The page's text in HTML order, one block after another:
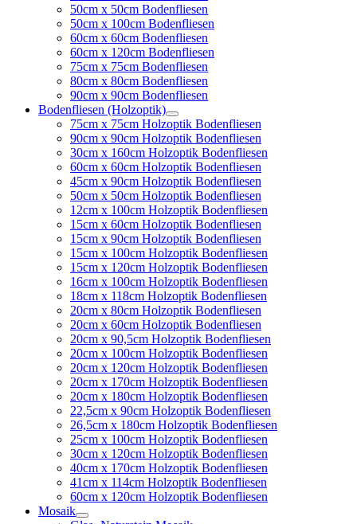
50cm x 50cm Bodenfliesen
50cm x 100cm Bodenfliesen
60cm x 60cm Bodenfliesen
60cm x 120cm Bodenfliesen
75cm x 75cm Bodenfliesen
80cm x 80cm Bodenfliesen
90cm x 90cm Bodenfliesen
Bodenfliesen (Holzoptik)
75cm x 75cm Holzoptik Bodenfliesen
90cm x 90cm Holzoptik Bodenfliesen
30cm x 160cm Holzoptik Bodenfliesen
60cm x 60cm Holzoptik Bodenfliesen
45cm x 90cm Holzoptik Bodenfliesen
50cm x 50cm Holzoptik Bodenfliesen
12cm x 100cm Holzoptik Bodenfliesen
15cm x 60cm Holzoptik Bodenfliesen
15cm x 90cm Holzoptik Bodenfliesen
15cm x 100cm Holzoptik Bodenfliesen
15cm x 120cm Holzoptik Bodenfliesen
16cm x 100cm Holzoptik Bodenfliesen
18cm x 118cm Holzoptik Bodenfliesen
20cm x 80cm Holzoptik Bodenfliesen
20cm x 60cm Holzoptik Bodenfliesen
20cm x 90,5cm Holzoptik Bodenfliesen
20cm x 100cm Holzoptik Bodenfliesen
20cm x 120cm Holzoptik Bodenfliesen
20cm x 170cm Holzoptik Bodenfliesen
20cm x 180cm Holzoptik Bodenfliesen
22,5cm x 90cm Holzoptik Bodenfliesen
26,5cm x 180cm Holzoptik Bodenfliesen
25cm x 100cm Holzoptik Bodenfliesen
30cm x 120cm Holzoptik Bodenfliesen
40cm x 170cm Holzoptik Bodenfliesen
41cm x 114cm Holzoptik Bodenfliesen
60cm x 120cm Holzoptik Bodenfliesen
Mosaik